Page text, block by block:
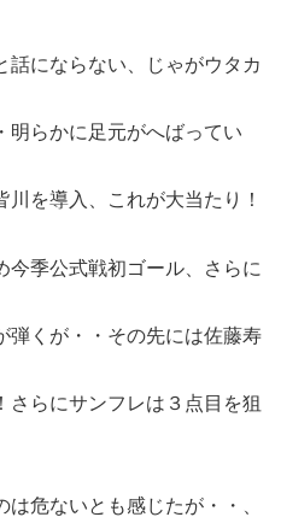
話にならない、じゃがウタカ
明らかに足元がへばってい
を導入、これが大当たり！
今季公式戦初ゴール、さらに
弾くが・・その先には佐藤寿
さらにサンフレは３点目を狙
危ないとも感じたが・・、